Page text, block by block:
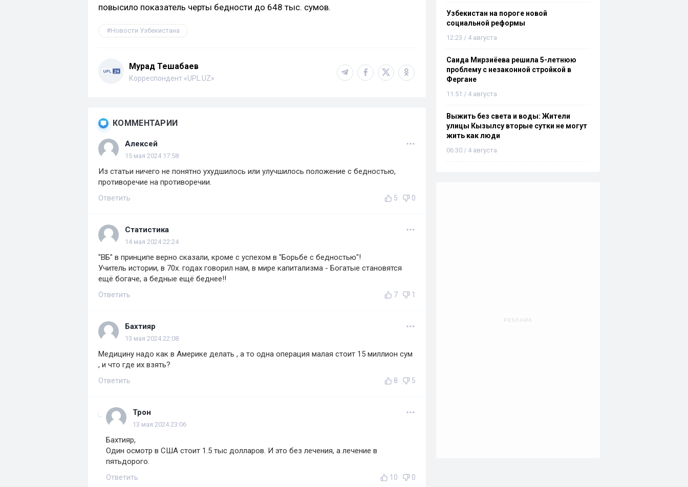
повысило показатель черты бедности до 648 тыс. сумов.
Новости Узбекистана
Мурад Тешабаев
Корреспондент «UPL.UZ»
КОММЕНТАРИИ
Алексей
15 мая 2024 17:58
Из статьи ничего не понятно ухудшилось или улучшилось положение с бедностью,
противоречие на противоречии.
Ответить 5 0
Статистика
14 мая 2024 22:24
"ВБ" в принципе верно сказали, кроме с успехом в "Борьбе с бедностью"!
Учитель истории, в 70х. годах говорил нам, в мире капитализма - Богатые становятся
ещё богаче, а бедные ещё беднее!!
Ответить 7 1
Бахтияр
13 мая 2024 22:08
Медицину надо как в Америке делать , а то одна операция малая стоит 15 миллион сум
, и что где их взять?
Ответить 8 5
Трон
13 мая 2024 23:06
Бахтияр,
Один осмотр в США стоит 1.5 тыс долларов. И это без лечения, а лечение в
пятьдорого.
Ответить 10 0
Узбекистан на пороге новой
социальной реформы
12:23 / 4 августа
Саида Мирзиёева решила 5-летнюю
проблему с незаконной стройкой в
Фергане
11:51 / 4 августа
Выжить без света и воды: Жители
улицы Кызылсу вторые сутки не могут
жить как люди
06:30 / 4 августа